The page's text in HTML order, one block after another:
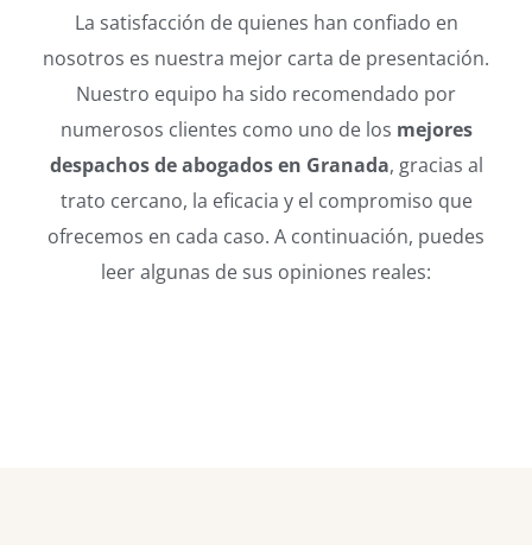
La satisfacción de quienes han confiado en
nosotros es nuestra mejor carta de presentación.
Nuestro equipo ha sido recomendado por
numerosos clientes como uno de los mejores
despachos de abogados en Granada, gracias al
trato cercano, la eficacia y el compromiso que
ofrecemos en cada caso. A continuación, puedes
leer algunas de sus opiniones reales: